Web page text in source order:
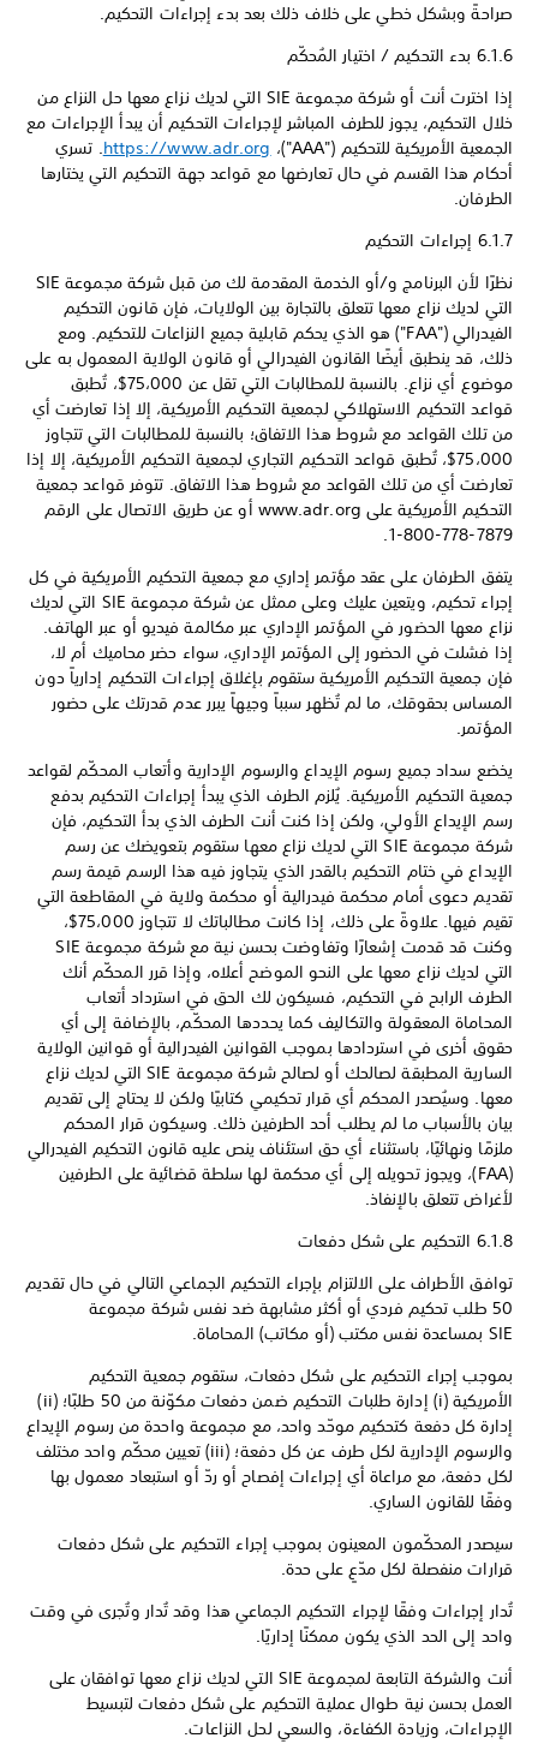
صراحةً وبشكل خطي على خلاف ذلك بعد بدء إجراءات التحكيم.
6.1.6 بدء التحكيم / اختيار المُحكّم
إذا اخترت أنت أو شركة مجموعة SIE التي لديك نزاع معها حل النزاع من
خلال التحكيم، يجوز للطرف المباشر لإجراءات التحكيم أن يبدأ الإجراءات مع
الجمعية الأمريكية للتحكيم ("AAA")،
https://www.adr.org. تسري
أحكام هذا القسم في حال تعارضها مع قواعد جهة التحكيم التي يختارها
الطرفان.
6.1.7 إجراءات التحكيم
نظرًا لأن البرنامج و/أو الخدمة المقدمة لك من قبل شركة مجموعة SIE
التي لديك نزاع معها تتعلق بالتجارة بين الولايات، فإن قانون التحكيم
الفيدرالي ("FAA") هو الذي يحكم قابلية جميع النزاعات للتحكيم. ومع
ذلك، قد ينطبق أيضًا القانون الفيدرالي أو قانون الولاية المعمول به على
موضوع أي نزاع. بالنسبة للمطالبات التي تقل عن 75،000$، تُطبق
قواعد التحكيم الاستهلاكي لجمعية التحكيم الأمريكية، إلا إذا تعارضت أي
من تلك القواعد مع شروط هذا الاتفاق؛ بالنسبة للمطالبات التي تتجاوز
75،000$، تُطبق قواعد التحكيم التجاري لجمعية التحكيم الأمريكية، إلا إذا
تعارضت أي من تلك القواعد مع شروط هذا الاتفاق. تتوفر قواعد جمعية
التحكيم الأمريكية على www.adr.org أو عن طريق الاتصال على الرقم
‎1-800-778-7879.
يتفق الطرفان على عقد مؤتمر إداري مع جمعية التحكيم الأمريكية في كل
إجراء تحكيم، ويتعين عليك وعلى ممثل عن شركة مجموعة SIE التي لديك
نزاع معها الحضور في المؤتمر الإداري عبر مكالمة فيديو أو عبر الهاتف.
إذا فشلت في الحضور إلى المؤتمر الإداري، سواء حضر محاميك أم لا،
فإن جمعية التحكيم الأمريكية ستقوم بإغلاق إجراءات التحكيم إدارياً دون
المساس بحقوقك، ما لم تُظهر سبباً وجيهاً يبرر عدم قدرتك على حضور
المؤتمر.
يخضع سداد جميع رسوم الإيداع والرسوم الإدارية وأتعاب المحكّم لقواعد
جمعية التحكيم الأمريكية. يُلزم الطرف الذي يبدأ إجراءات التحكيم بدفع
رسم الإيداع الأولي، ولكن إذا كنت أنت الطرف الذي بدأ التحكيم، فإن
شركة مجموعة SIE التي لديك نزاع معها ستقوم بتعويضك عن رسم
الإيداع في ختام التحكيم بالقدر الذي يتجاوز فيه هذا الرسم قيمة رسم
تقديم دعوى أمام محكمة فيدرالية أو محكمة ولاية في المقاطعة التي
تقيم فيها. علاوةً على ذلك، إذا كانت مطالباتك لا تتجاوز 75،000$،
وكنت قد قدمت إشعارًا وتفاوضت بحسن نية مع شركة مجموعة SIE
التي لديك نزاع معها على النحو الموضح أعلاه، وإذا قرر المحكّم أنك
الطرف الرابح في التحكيم، فسيكون لك الحق في استرداد أتعاب
المحاماة المعقولة والتكاليف كما يحددها المحكّم، بالإضافة إلى أي
حقوق أخرى في استردادها بموجب القوانين الفيدرالية أو قوانين الولاية
السارية المطبقة لصالحك أو لصالح شركة مجموعة SIE التي لديك نزاع
معها. وسيُصدر المحكم أي قرار تحكيمي كتابيًا ولكن لا يحتاج إلى تقديم
بيان بالأسباب ما لم يطلب أحد الطرفين ذلك. وسيكون قرار المحكم
ملزمًا ونهائيًا، باستثناء أي حق استئناف ينص عليه قانون التحكيم الفيدرالي
(FAA)، ويجوز تحويله إلى أي محكمة لها سلطة قضائية على الطرفين
لأغراض تتعلق بالإنفاذ.
6.1.8 التحكيم على شكل دفعات
توافق الأطراف على الالتزام بإجراء التحكيم الجماعي التالي في حال تقديم
50 طلب تحكيم فردي أو أكثر مشابهة ضد نفس شركة مجموعة
SIE بمساعدة نفس مكتب (أو مكاتب) المحاماة.
بموجب إجراء التحكيم على شكل دفعات، ستقوم جمعية التحكيم
الأمريكية (i) إدارة طلبات التحكيم ضمن دفعات مكوّنة من 50 طلبًا؛ (ii)
إدارة كل دفعة كتحكيم موحّد واحد، مع مجموعة واحدة من رسوم الإيداع
والرسوم الإدارية لكل طرف عن كل دفعة؛ (iii) تعيين محكّم واحد مختلف
لكل دفعة، مع مراعاة أي إجراءات إفصاح أو ردّ أو استبعاد معمول بها
وفقًا للقانون الساري.
سيصدر المحكّمون المعينون بموجب إجراء التحكيم على شكل دفعات
قرارات منفصلة لكل مدّعٍ على حدة.
تُدار إجراءات وفقًا لإجراء التحكيم الجماعي هذا وقد تُدار وتُجرى في وقت
واحد إلى الحد الذي يكون ممكنًا إداريًا.
أنت والشركة التابعة لمجموعة SIE التي لديك نزاع معها توافقان على
العمل بحسن نية طوال عملية التحكيم على شكل دفعات لتبسيط
الإجراءات، وزيادة الكفاءة، والسعي لحل النزاعات.